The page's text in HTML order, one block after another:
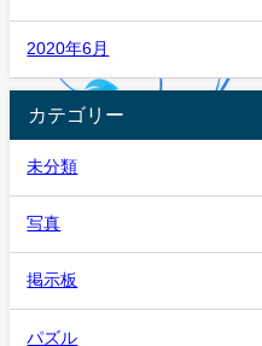
2020年6月
カテゴリー
未分類
写真
掲示板
パズル